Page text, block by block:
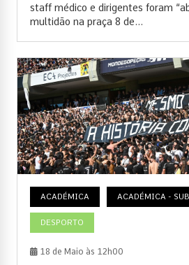
staff médico e dirigentes foram
multidão na praça 8 de...
ACADÉMICA ACADÉMICA -
DESPORTO
18 de Maio às 12h00